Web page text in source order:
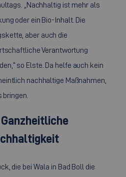
„Nachhaltig ist mehr als
oder ein Bio-Inhalt. Die
aber auch die
Verantwortung
so Elste. Da helfe auch kein
nachhaltige Maßnahmen,
die bei Wala in Bad Boll die